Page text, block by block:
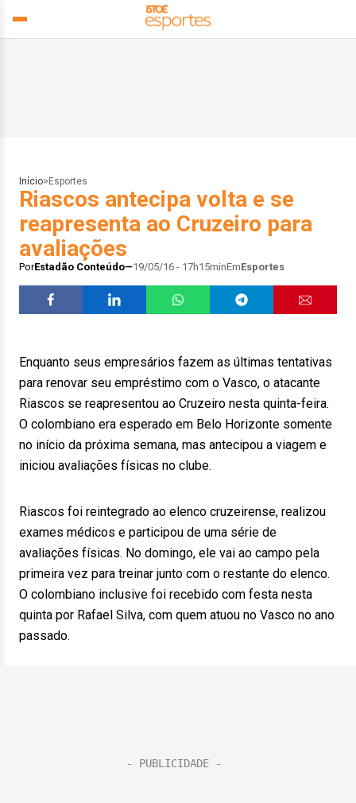
Início> Esportes
Riascos antecipa volta e se
reapresenta ao Cruzeiro para
avaliações
PorEstadão Conteúdo 19/05/16 - 17h15minEmEsportes
Enquanto seus empresários fazem as últimas tentativas
para renovar seu empréstimo com o Vasco, o atacante
Riascos se reapresentou ao Cruzeiro nesta quinta-feira.
O colombiano era esperado em Belo Horizonte somente
no início da próxima semana, mas antecipou a viagem e
iniciou avaliações físicas no clube.
Riascos foi reintegrado ao elenco cruzeirense, realizou
exames médicos e participou de uma série de
avaliações físicas. No domingo, ele vai ao campo pela
primeira vez para treinar junto com o restante do elenco.
O colombiano inclusive foi recebido com festa nesta
quinta por Rafael Silva, com quem atuou no Vasco no ano
passado.